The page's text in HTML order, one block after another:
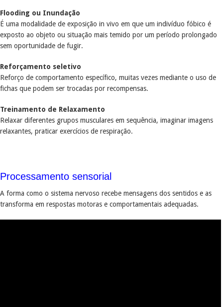
Flooding ou Inundação
É uma modalidade de exposição in vivo em que um indivíduo fóbico é
exposto ao objeto ou situação mais temido por um período prolongado
sem oportunidade de fugir.
Reforçamento seletivo
Reforço de comportamento específico, muitas vezes mediante o uso de
fichas que podem ser trocadas por recompensas.
Treinamento de Relaxamento
Relaxar diferentes grupos musculares em sequência, imaginar imagens
relaxantes, praticar exercícios de respiração.
Processamento sensorial
A forma como o sistema nervoso recebe mensagens dos sentidos e as
transforma em respostas motoras e comportamentais adequadas.